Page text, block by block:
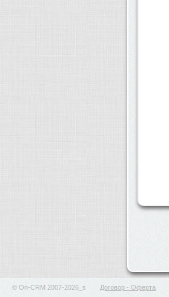
© On-CRM 2007-2026_s Договор - Оферта